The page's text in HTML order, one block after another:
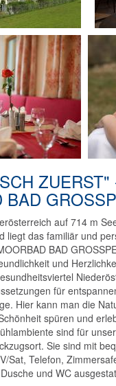
ZUERST"
BAD
auf 714 m
liegt das familiär und
BAD
und
für
Hier kann man die
spüren und
sind für
Sie sind mit
Sat, Telefon,
und WC